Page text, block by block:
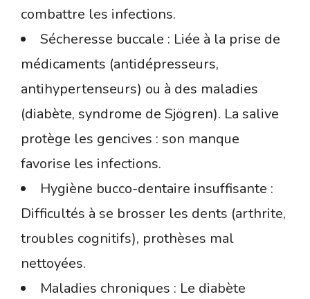
combattre les infections.
Sécheresse buccale : Liée à la prise de
médicaments (antidépresseurs,
antihypertenseurs) ou à des maladies
(diabète, syndrome de Sjögren). La salive
protège les gencives : son manque
favorise les infections.
Hygiène bucco-dentaire insuffisante :
Difficultés à se brosser les dents (arthrite,
troubles cognitifs), prothèses mal
nettoyées.
Maladies chroniques : Le diabète